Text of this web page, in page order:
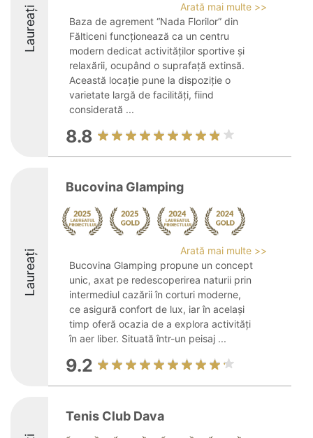
Laureați
Arată mai multe >>
Baza de agrement “Nada Florilor” din
Fălticeni funcționează ca un centru
modern dedicat activităților sportive și
relaxării, ocupând o suprafață extinsă.
Această locație pune la dispoziție o
varietate largă de facilități, fiind
considerată ...
8.8
Laureați
Bucovina Glamping
Arată mai multe >>
Bucovina Glamping propune un concept
unic, axat pe redescoperirea naturii prin
intermediul cazării în corturi moderne,
ce asigură confort de lux, iar în același
timp oferă ocazia de a explora activități
în aer liber. Situată într-un peisaj ...
9.2
Tenis Club Dava